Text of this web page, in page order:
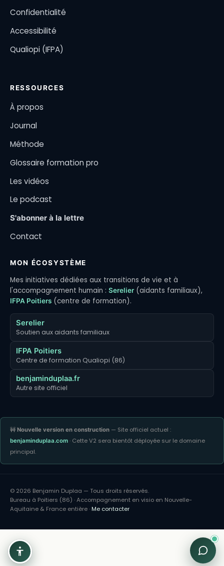
Confidentialité
Accessibilité
Qualiopi (IFPA)
RESSOURCES
À propos
Journal
Méthode
Glossaire formation pro
Les vidéos
Le podcast
S'abonner à la lettre
Contact
MON ÉCOSYSTÈME
Mes initiatives dédiées aux transitions de vie et à
l'accompagnement humain : Serelier (aidants familiaux),
IFPA Poitiers (centre de formation).
Serelier
Soutien aux aidants familiaux
IFPA Poitiers
Centre de formation Qualiopi (86)
benjaminduplaa.fr
Autre site officiel
🚧Nouvelle version en construction — Site officiel actuel :
benjaminduplaa.com · Cette V2 sera bientôt déployée sur le domaine
principal.
© 2026 Benjamin Duplaa — Tous droits réservés.
Bureau à Poitiers (86) · Accompagnement en visio en Nouvelle-
Aquitaine & France entière ·Me contacter